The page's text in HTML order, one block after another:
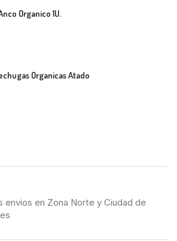
Organico 1U.
Organicas Atado
envios en Zona Norte y Ciudad de